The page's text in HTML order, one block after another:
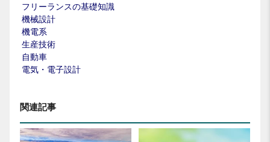
フリーランスの基礎知識
機械設計
機電系
生産技術
自動車
電気・電子設計
関連記事